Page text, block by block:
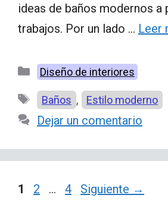
ideas de baños modernos a
trabajos. Por un lado … Leer
Categorías
Diseño de interiores
Etiquetas
Baños , Estilo moderno
Dejar un comentario
Página
1 Página
2 … Página
4 Siguiente →